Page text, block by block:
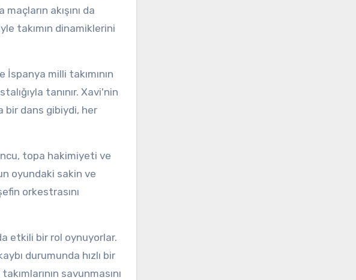
akışını da
takımın dinamiklerini
milli takımının
tanınır. Xavi'nin
bir dans gibiydi, her
topa hakimiyeti ve
oyundaki sakin ve
orkestrasını
etkili bir rol oynuyorlar.
durumunda hızlı bir
savunmasını